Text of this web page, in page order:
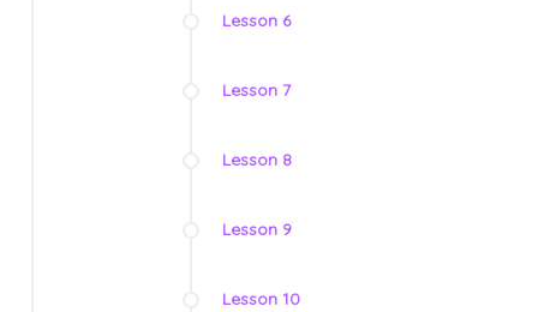
Lesson 6
Lesson 7
Lesson 8
Lesson 9
Lesson 10